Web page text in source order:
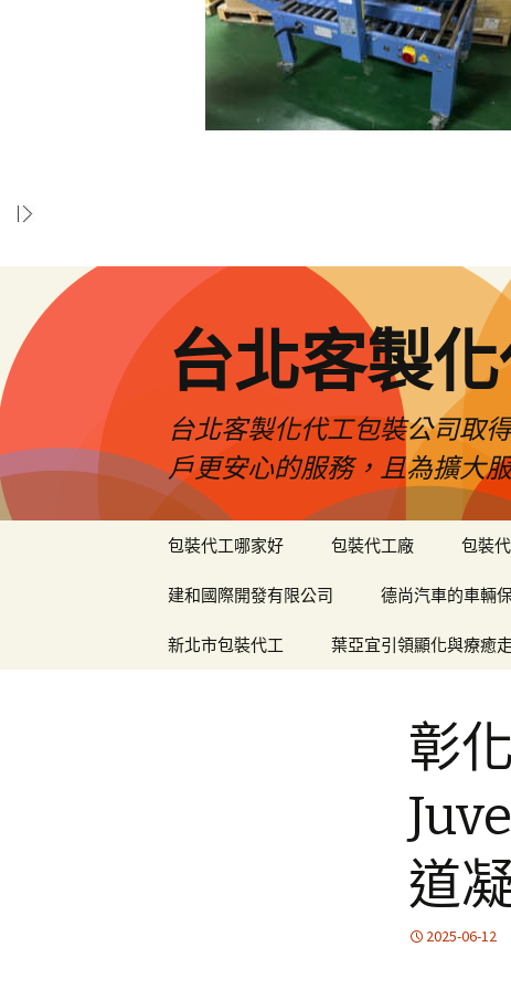
台北客製
台北客製化代工包裝公司取
戶更安心的服務，且為擴大
包裝代工哪家好 包裝代工廠 包裝
建和國際開發有限公司 德尚汽車的車輛
新北市包裝代工 葉亞宜引領顯化與療癒
彰
道
2025-06-12